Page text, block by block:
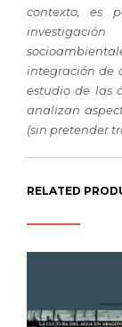
contexto, es
integración de
estudio de las
analizan
(sin pretender
RELATED